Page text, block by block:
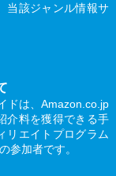
当該ジャンル情報サ
ドは、Amazon.co.jp
介料を獲得できる手
リエイトプログラム
参加者です。